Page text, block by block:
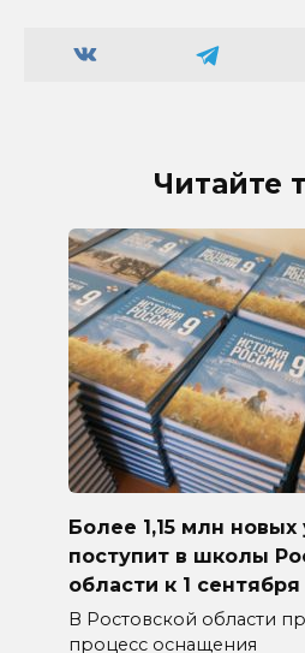
Читайте
Более 1,15 млн новых
поступит в школы
области к 1 сентября
В Ростовской области
процесс оснащения